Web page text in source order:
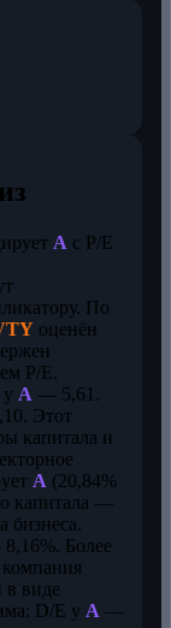
A с P/E
По
оценён
P/E.
A — 5,61.
Этот
капитала и
A (20,84%
капитала —
бизнеса.
Более
компания
в виде
D/E у A —